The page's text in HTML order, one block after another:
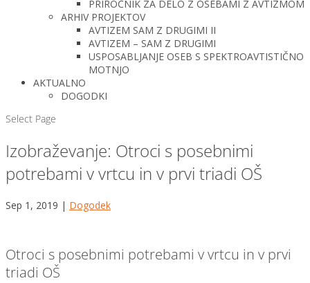
PRIROČNIK ZA DELO Z OSEBAMI Z AVTIZMOM
ARHIV PROJEKTOV
AVTIZEM SAM Z DRUGIMI II
AVTIZEM – SAM Z DRUGIMI
USPOSABLJANJE OSEB S SPEKTROAVTISTIČNO
MOTNJO
AKTUALNO
DOGODKI
Select Page
Izobraževanje: Otroci s posebnimi
potrebami v vrtcu in v prvi triadi OŠ
Sep 1, 2019 | Dogodek
Otroci s posebnimi potrebami v vrtcu in v prvi
triadi OŠ